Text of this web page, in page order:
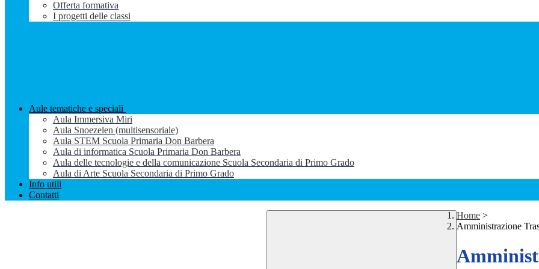
Offerta formativa
I progetti delle classi
Aule tematiche e speciali
Aula Immersiva Miri
Aula Snoezelen (multisensoriale)
Aula STEM Scuola Primaria Don Barbera
Aula di informatica Scuola Primaria Don Barbera
Aula delle tecnologie e della comunicazione Scuola Secondaria di Primo Grado
Aula di Arte Scuola Secondaria di Primo Grado
Info utili
Contatti
Home >
Amministrazione